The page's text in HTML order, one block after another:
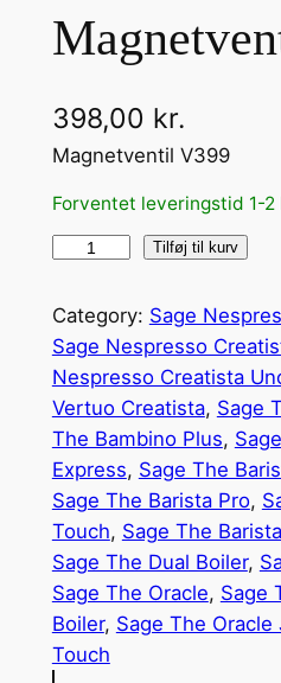
398,00 kr.
Magnetventil V399
Forventet leveringstid 1-2
g
n
e
t
v
e
n
t
i
l
V
3
Tilføj til kurv
Category: Sage
Sage Nespresso
Nespresso Creatista
Vertuo Creatista, Sage
The Bambino Plus,
Express, Sage The
Sage The Barista Pro,
Touch, Sage The
Sage The Dual Boiler,
Sage The Oracle, Sage
Boiler, Sage The Oracle
Touch